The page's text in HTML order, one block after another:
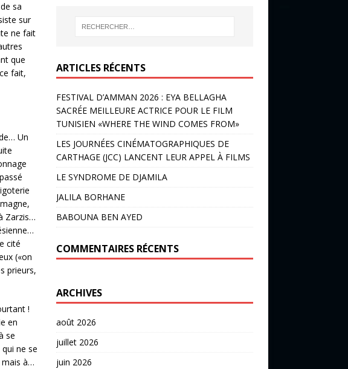
sa
sur
ne fait
que
fait,
Un
Zarzis…
cité
(«on
prieurs,
!
en
se
ne se
mais à…
ARTICLES RÉCENTS
FESTIVAL D’AMMAN 2026 : EYA BELLAGHA
SACRÉE MEILLEURE ACTRICE POUR LE FILM
TUNISIEN «WHERE THE WIND COMES FROM»
LES JOURNÉES CINÉMATOGRAPHIQUES DE
CARTHAGE (JCC) LANCENT LEUR APPEL À FILMS
LE SYNDROME DE DJAMILA
JALILA BORHANE
BABOUNA BEN AYED
COMMENTAIRES RÉCENTS
ARCHIVES
août 2026
juillet 2026
juin 2026